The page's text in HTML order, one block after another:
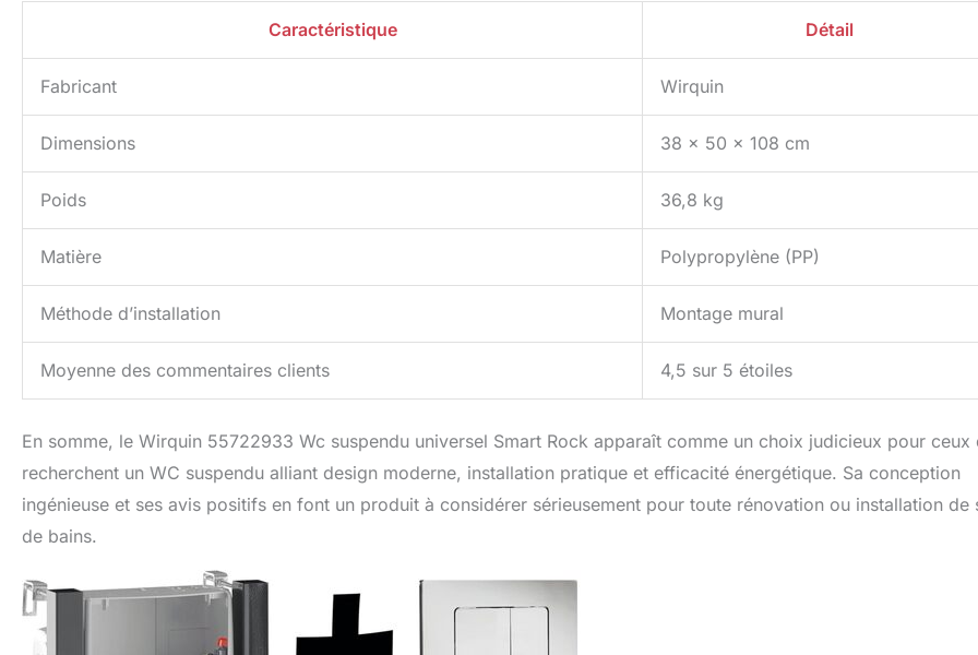
Caractéristique Détail
Fabricant Wirquin
Dimensions 38 x 50 x 108 cm
Poids 36,8 kg
Matière Polypropylène (PP)
Méthode d’installation Montage mural
Moyenne des commentaires clients 4,5 sur 5 étoiles
En somme, le Wirquin 55722933 Wc suspendu universel Smart Rock apparaît comme un choix judicieux pour ceux
recherchent un WC suspendu alliant design moderne, installation pratique et efficacité énergétique. Sa conception
ingénieuse et ses avis positifs en font un produit à considérer sérieusement pour toute rénovation ou installation de
de bains.